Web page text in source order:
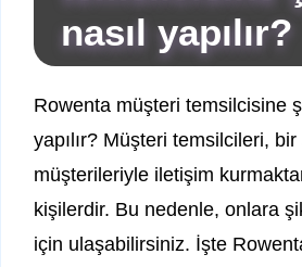
nasıl yapılır?
Rowenta müşteri temsilcisine
yapılır? Müşteri temsilcileri,
müşterileriyle iletişim
kişilerdir. Bu nedenle, onlara
için ulaşabilirsiniz. İşte